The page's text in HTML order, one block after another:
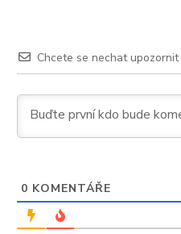
Chcete se nechat
0 KOMENTÁŘE